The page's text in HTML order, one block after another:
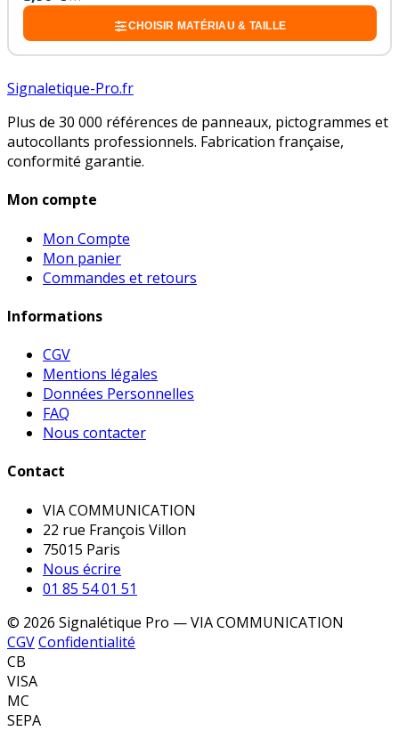
CHOISIR MATÉRIAU & TAILLE
Signaletique-Pro.fr
Plus de 30 000 références de panneaux, pictogrammes et
autocollants professionnels. Fabrication française,
conformité garantie.
Mon compte
Mon Compte
Mon panier
Commandes et retours
Informations
CGV
Mentions légales
Données Personnelles
FAQ
Nous contacter
Contact
VIA COMMUNICATION
22 rue François Villon
75015 Paris
Nous écrire
01 85 54 01 51
© 2026 Signalétique Pro — VIA COMMUNICATION
CGVConfidentialité
CB
VISA
MC
SEPA